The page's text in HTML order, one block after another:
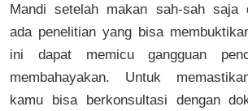
Mandi setelah makan sah-sah saja
ada penelitian yang bisa
ini dapat memicu gangguan
membahayakan. Untuk
kamu bisa berkonsultasi dengan